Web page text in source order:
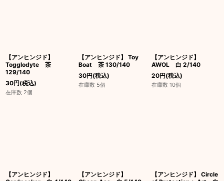
【アンヒンジド】
Togglodyte 茶
129/140
30円(税込)
在庫数 2個
【アンヒンジド】 Toy
Boat 茶 130/140
30円(税込)
在庫数 5個
【アンヒンジド】
AWOL 白 2/140
20円(税込)
在庫数 10個
【アンヒンジド】
【アンヒンジド】
【アンヒンジド】 Circle